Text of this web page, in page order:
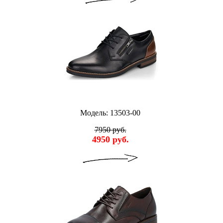
Модель: 13503-00
7950 руб.
4950 руб.